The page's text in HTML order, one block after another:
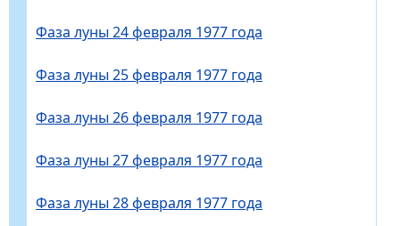
Фаза луны 24 февраля 1977 года
Фаза луны 25 февраля 1977 года
Фаза луны 26 февраля 1977 года
Фаза луны 27 февраля 1977 года
Фаза луны 28 февраля 1977 года